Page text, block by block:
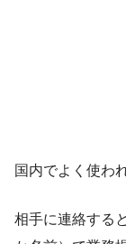
国内でよく使わ
相手に連絡する